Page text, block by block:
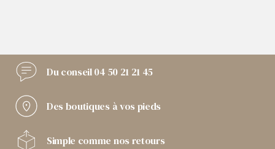
Du conseil04 50 21 21 45
Des boutiques à vos pieds
Simple comme nos retours